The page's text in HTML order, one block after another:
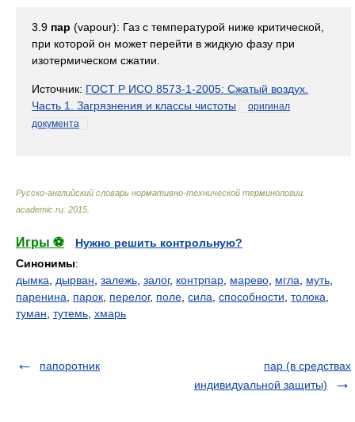
3.9 пар (vapour): Газ с температурой ниже критической,
при которой он может перейти в жидкую фазу при
изотермическом сжатии.
Источник: ГОСТ Р ИСО 8573-1-2005: Сжатый воздух.
Часть 1. Загрязнения и классы чистоты
оригинал
документа
Русско-английский словарь нормативно-технической терминологии
academic.ru 2015
Игры ⚽
Нужно решить контрольную?
Синонимы:
дымка
дырван залежь залог, контрпар марево мгла муть
паренина
парок перелог, поле сила способности толока
туман тутемь хмарь
папоротник
пар (в средствах
индивидуальной защиты)